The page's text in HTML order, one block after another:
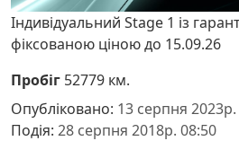
Індивідуальний Stage 1 із
фіксованою ціною до 15.09.26
Пробіг 52779 км.
Опубліковано: 13 серпня
Подія: 28 серпня 2018р. 08:50